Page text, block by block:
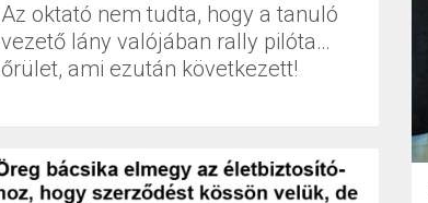
Az oktató nem tudta, hogy a tanuló
vezető lány valójában rally pilóta…
őrület, ami ezután következett!